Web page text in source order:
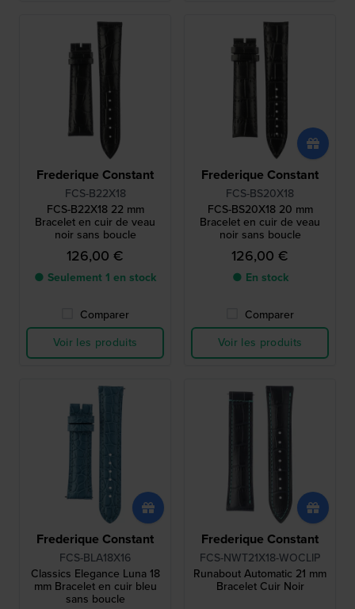
Frederique Constant
FCS-B22X18
FCS-B22X18 22 mm
Bracelet en cuir de veau
noir sans boucle
126,00 €
● Seulement 1 en stock
Comparer
Voir les produits
Frederique Constant
FCS-BS20X18
FCS-BS20X18 20 mm
Bracelet en cuir de veau
noir sans boucle
126,00 €
● En stock
Comparer
Voir les produits
Frederique Constant
FCS-BLA18X16
Classics Elegance Luna 18
mm Bracelet en cuir bleu
sans boucle
Frederique Constant
FCS-NWT21X18-WOCLIP
Runabout Automatic 21 mm
Bracelet Cuir Noir